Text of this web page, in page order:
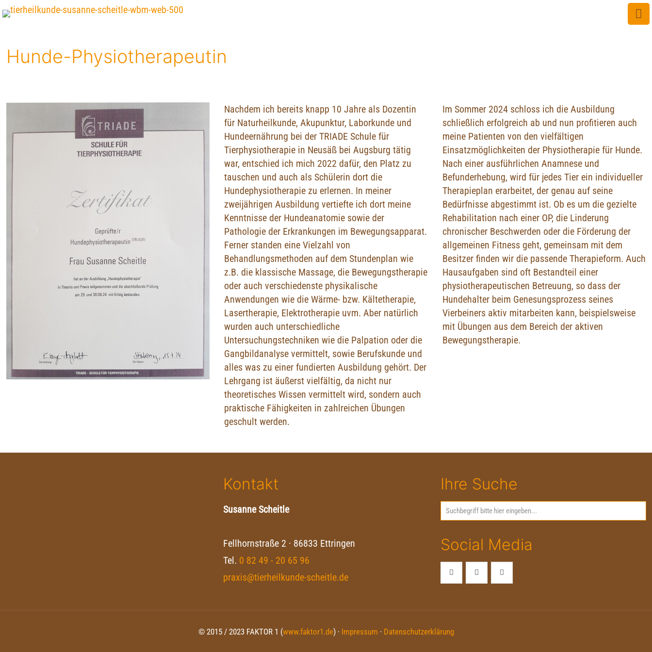
Hunde-Physiotherapeutin
Nachdem ich bereits knapp 10 Jahre als Dozentin
für Naturheilkunde, Akupunktur, Laborkunde und
Hundeernährung bei der TRIADE Schule für
Tierphysiotherapie in Neusäß bei Augsburg tätig
war, entschied ich mich 2022 dafür, den Platz zu
tauschen und auch als Schülerin dort die
Hundephysiotherapie zu erlernen. In meiner
zweijährigen Ausbildung vertiefte ich dort meine
Kenntnisse der Hundeanatomie sowie der
Pathologie der Erkrankungen im Bewegungsapparat.
Ferner standen eine Vielzahl von
Behandlungsmethoden auf dem Stundenplan wie
z.B. die klassische Massage, die Bewegungstherapie
oder auch verschiedenste physikalische
Anwendungen wie die Wärme- bzw. Kältetherapie,
Lasertherapie, Elektrotherapie uvm. Aber natürlich
wurden auch unterschiedliche
Untersuchungstechniken wie die Palpation oder die
Gangbildanalyse vermittelt, sowie Berufskunde und
alles was zu einer fundierten Ausbildung gehört. Der
Lehrgang ist äußerst vielfältig, da nicht nur
theoretisches Wissen vermittelt wird, sondern auch
praktische Fähigkeiten in zahlreichen Übungen
geschult werden.
Im Sommer 2024 schloss ich die Ausbildung
schließlich erfolgreich ab und nun profitieren auch
meine Patienten von den vielfältigen
Einsatzmöglichkeiten der Physiotherapie für Hunde.
Nach einer ausführlichen Anamnese und
Befunderhebung, wird für jedes Tier ein individueller
Therapieplan erarbeitet, der genau auf seine
Bedürfnisse abgestimmt ist. Ob es um die gezielte
Rehabilitation nach einer OP, die Linderung
chronischer Beschwerden oder die Förderung der
allgemeinen Fitness geht, gemeinsam mit dem
Besitzer finden wir die passende Therapieform. Auch
Hausaufgaben sind oft Bestandteil einer
physiotherapeutischen Betreuung, so dass der
Hundehalter beim Genesungsprozess seines
Vierbeiners aktiv mitarbeiten kann, beispielsweise
mit Übungen aus dem Bereich der aktiven
Bewegungstherapie.
Kontakt
Susanne Scheitle
Fellhornstraße 2 · 86833 Ettringen
Tel. 0 82 49 - 20 65 96
praxis@tierheilkunde-scheitle.de
Ihre Suche
Social Media
© 2015 / 2023 FAKTOR 1 (www.faktor1.de) · Impressum · Datenschutzerklärung